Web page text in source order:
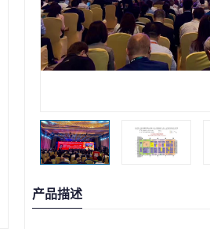
产品描述